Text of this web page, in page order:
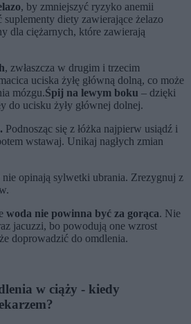
, by zmniejszyć ryzyko anemii
diety zawierające żelazo
dla ciężarnych, które zawierają
, zwłaszcza w drugim i trzecim
uciska żyłę główną dolną, co może
mózgu.Śpij na lewym boku – dzięki
do ucisku żyły głównej dolnej.
Podnosząc się z łóżka najpierw usiądź i
wstawaj. Unikaj nagłych zmian
nie opinają sylwetki ubrania. Zrezygnuj z
woda nie powinna być za gorąca. Nie
jacuzzi, bo powodują one wzrost
doprowadzić do omdlenia.
w ciąży - kiedy